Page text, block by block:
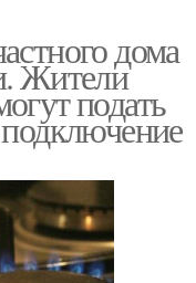
дома
Жители
подать
подключение